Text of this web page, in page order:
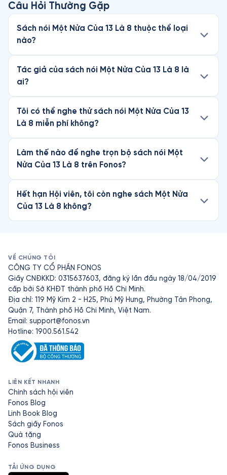
Câu Hỏi Thường Gặp
Sách nói Một Nửa Của 13 Là 8 thuộc thể loại
nào?
Tác giả của sách nói Một Nửa Của 13 Là 8 là
ai?
Tôi có thể nghe thử sách nói Một Nửa Của 13
Là 8 miễn phí không?
Làm thế nào để nghe trọn bộ sách nói Một
Nửa Của 13 Là 8 trên Fonos?
Hết hạn Hội viên, tôi còn nghe sách Một Nửa
Của 13 Là 8 không?
VỀ CHÚNG TÔI
CÔNG TY CỔ PHẦN FONOS
Giấy CNĐKKD: 0315637603, đăng ký lần đầu ngày 18/04/2019
cấp bởi Sở KHĐT thành phố Hồ Chí Minh.
Địa chỉ: 119 Mỹ Kim 2 - H25, Phú Mỹ Hưng, Phường Tân Phong,
Quận 7, Thành phố Hồ Chí Minh, Việt Nam.
Email: support@fonos.vn
Hotline: 1900.561.542
LIÊN KẾT NHANH
Chính sách hội viên
Fonos Blog
Linh Book Blog
Sách giấy Fonos
Quà tặng
Fonos Business
TẢI ỨNG DỤNG